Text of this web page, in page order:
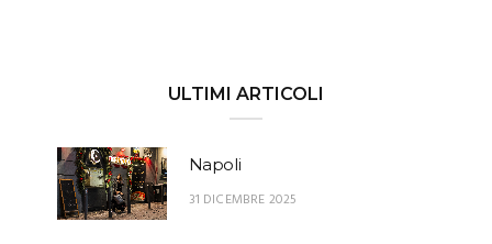
ULTIMI ARTICOLI
Napoli
31 DICEMBRE 2025